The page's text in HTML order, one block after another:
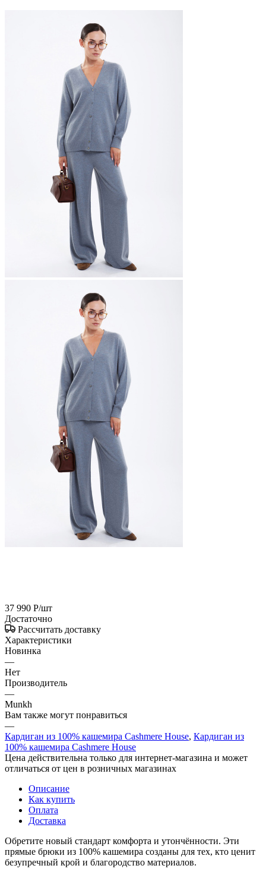
37 990 Р/шт
Достаточно
Рассчитать доставку
Характеристики
Новинка
—
Нет
Производитель
—
Munkh
Вам также могут понравиться
—
Кардиган из 100% кашемира Cashmere House, Кардиган из
100% кашемира Cashmere House
Цена действительна только для интернет-магазина и может
отличаться от цен в розничных магазинах
Описание
Как купить
Оплата
Доставка
Обретите новый стандарт комфорта и утончённости. Эти
прямые брюки из 100% кашемира созданы для тех, кто ценит
безупречный крой и благородство материалов.